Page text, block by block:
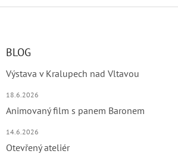
Z
BLOG
Výstava v Kralupech nad Vltavou
18.6.2026
Animovaný film s panem Baronem
14.6.2026
Otevřený ateliér